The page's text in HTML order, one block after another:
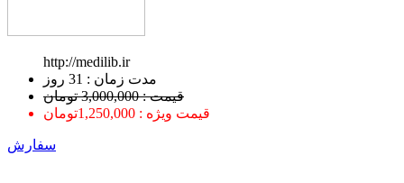
http://medilib.ir
ﻣﺪﺕ ﺯﻣﺎﻥ : 31 ﺭﻭﺯ
قیمت : 3,000,000 تومان
قیمت ویژه : 1,250,000تومان
سفارش